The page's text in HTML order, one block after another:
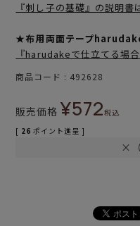
『刺し子の基礎』の説明書
★布用両面テープ
『harudakeで仕立てる場
商品コード 492628
販売価格 ¥572税込
[ 26 ポイント進呈 ]
×